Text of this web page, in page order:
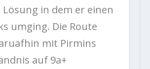
Lösung in dem er einen
umging. Die Route
mit Pirmins
auf 9a+